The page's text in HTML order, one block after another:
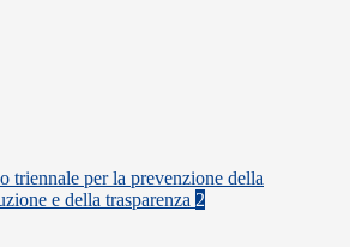
triennale per la prevenzione della
e della trasparenza 2